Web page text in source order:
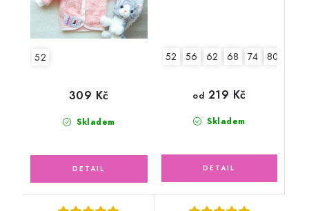
52
Skladem
309 Kč
52 56 62 68 74 80
Skladem
od 219 Kč